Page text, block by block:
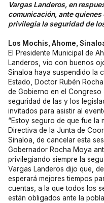
Vargas Landeros, en
comunicación, ante
privilegia la seguridad de
Los Mochis, Ahome,
El Presidente Municipal de
Landeros, vio con buenos
Sinaloa haya suspendido la
Estado, Doctor Rubén
de Gobierno en el
seguridad de las y los
invitados para asistir al
“Estoy seguro de que fue la
Directiva de la Junta de
Sinaloa, de cancelar esta
Gobernador Rocha Moya
privilegiando siempre la
Vargas Landeros dijo que,
esperará mejores tiempos
cuentas, a la que todos los
están obligados ante la